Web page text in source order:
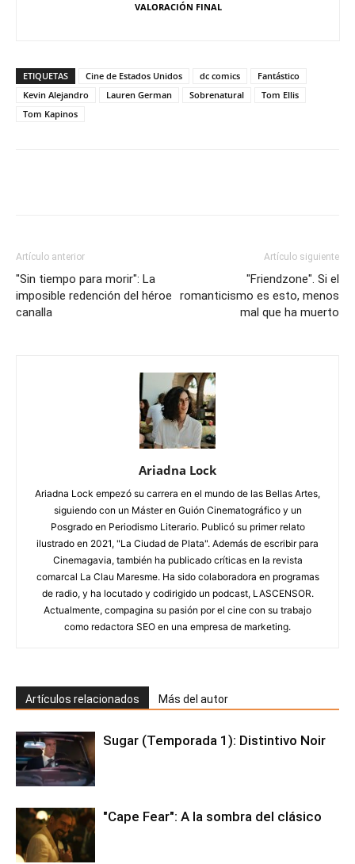
VALORACIÓN FINAL
ETIQUETAS Cine de Estados Unidos dc comics
Fantástico
Kevin Alejandro
Lauren German Sobrenatural
Tom Ellis
Tom Kapinos
Artículo anterior
"Sin tiempo para morir": La
imposible redención del héroe
canalla
Artículo siguiente
"Friendzone". Si el
romanticismo es esto, menos
mal que ha muerto
Ariadna Lock
Ariadna Lock empezó su carrera en el mundo de las Bellas Artes,
siguiendo con un Máster en Guión Cinematográfico y un
Posgrado en Periodismo Literario. Publicó su primer relato
ilustrado en 2021, "La Ciudad de Plata". Además de escribir para
Cinemagavia, también ha publicado críticas en la revista
comarcal La Clau Maresme. Ha sido colaboradora en programas
de radio, y ha locutado y codirigido un podcast, LASCENSOR.
Actualmente, compagina su pasión por el cine con su trabajo
como redactora SEO en una empresa de marketing.
Artículos relacionados Más del autor
Sugar (Temporada 1): Distintivo Noir
"Cape Fear": A la sombra del clásico